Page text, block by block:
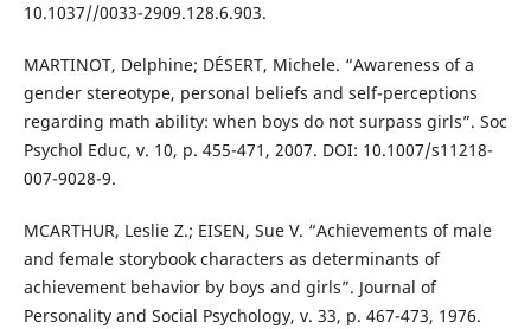
10.1037//0033-2909.128.6.903.
MARTINOT, Delphine; DÉSERT, Michele. “Awareness of a
gender stereotype, personal beliefs and self-perceptions
regarding math ability: when boys do not surpass girls”. Soc
Psychol Educ, v. 10, p. 455-471, 2007. DOI: 10.1007/s11218-
007-9028-9.
MCARTHUR, Leslie Z.; EISEN, Sue V. “Achievements of male
and female storybook characters as determinants of
achievement behavior by boys and girls”. Journal of
Personality and Social Psychology, v. 33, p. 467-473, 1976.